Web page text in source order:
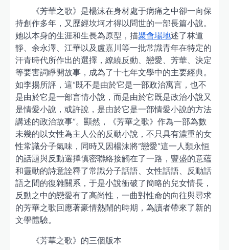
《芳華之歌》是楊沫在身材處于病痛之中卻一向保
持創作多年，又歷經坎坷才得以問世的一部長篇小說。
她以本身的生涯和生長為原型，描聚會場地述了林道
靜、余永澤、江華以及盧嘉川等一批常識青年在特定的
汗青時代所作出的選擇，繚繞反動、戀愛、芳華、決定
等要害詞睜開故事，成為了十七年文學中的主要經典。
如李揚所評，這“既不是由於它是一部政治寓言，也不
是由於它是一部言情小說，而是由於它既是政治小說又
是情愛小說，或許說，是由於它是一部情愛小說的方法
講述的政治故事”。顯然，《芳華之歌》作為一部為數
未幾的以女性為主人公的反動小說，不只具有濃重的女
性常識分子氣味，同時又因楊沫將“戀愛”這一人類永恒
的話題與反動選擇慎密聯絡接觸在了一路，豐盛的意蘊
和靈動的詩意詮釋了常識分子話語、女性話語、反動話
語之間的復雜關系，于是小說衝破了簡略的兒女情長，
反動之中的戀愛有了高尚性，一曲對性命的向往與尋求
的芳華之歌回應著豪情熱鬧的時期，為讀者帶來了新的
文學體驗。
《芳華之歌》的三個版本